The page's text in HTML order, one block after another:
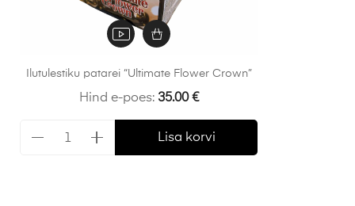
Ilutulestiku patarei “Ultimate Flower Crown”
Hind e-poes: 35.00€
Lisa korvi